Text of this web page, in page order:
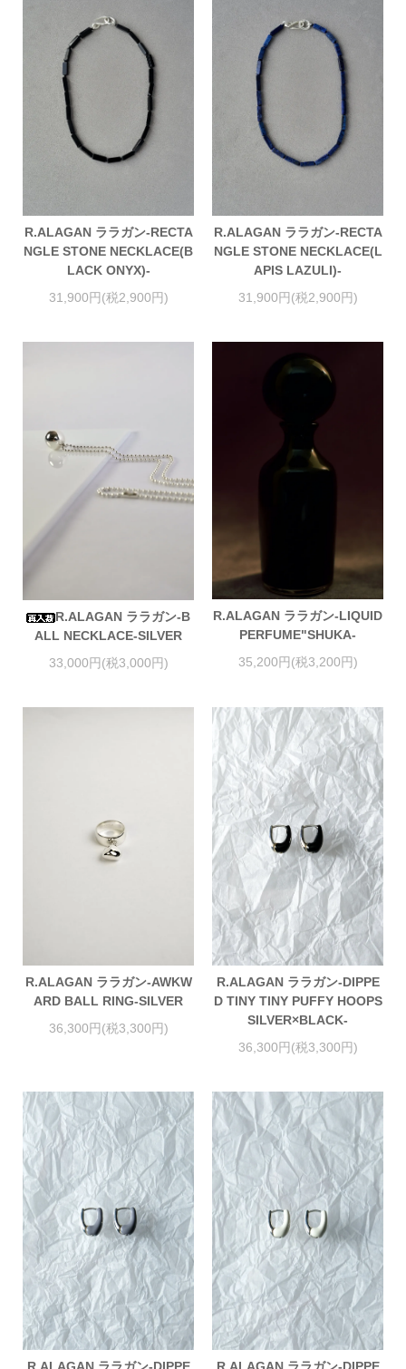
R.ALAGAN ララガン-RECTA
NGLE STONE NECKLACE(B
LACK ONYX)-
31,900円(税2,900円)
R.ALAGAN ララガン-RECTA
NGLE STONE NECKLACE(L
APIS LAZULI)-
31,900円(税2,900円)
R.ALAGAN ララガン-B
ALL NECKLACE-SILVER
33,000円(税3,000円)
R.ALAGAN ララガン-LIQUID
PERFUME"SHUKA-
35,200円(税3,200円)
R.ALAGAN ララガン-AWKW
ARD BALL RING-SILVER
36,300円(税3,300円)
R.ALAGAN ララガン-DIPPE
D TINY TINY PUFFY HOOPS
SILVER×BLACK-
36,300円(税3,300円)